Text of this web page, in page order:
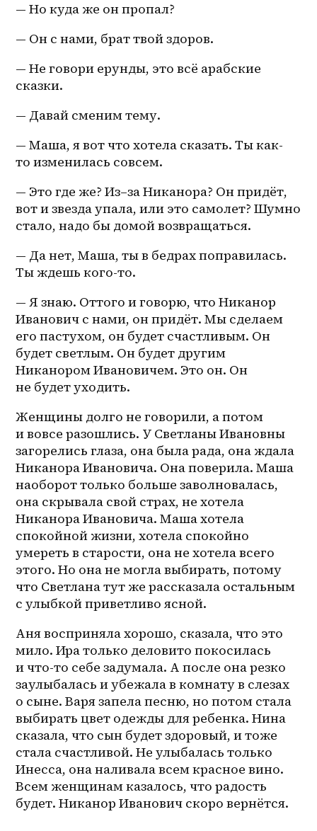
— Но куда же он пропал?
— Он с нами, брат твой здоров.
— Не говори ерунды, это всё арабские
сказки.
— Давай сменим тему.
— Маша, я вот что хотела сказать. Ты как-
то изменилась совсем.
— Это где же? Из–за Никанора? Он придёт,
вот и звезда упала, или это самолет? Шумно
стало, надо бы домой возвращаться.
— Да нет, Маша, ты в бедрах поправилась.
Ты ждешь кого-то.
— Я знаю. Оттого и говорю, что Никанор
Иванович с нами, он придёт. Мы сделаем
его пастухом, он будет счастливым. Он
будет светлым. Он будет другим
Никанором Ивановичем. Это он. Он
не будет уходить.
Женщины долго не говорили, а потом
и вовсе разошлись. У Светланы Ивановны
загорелись глаза, она была рада, она ждала
Никанора Ивановича. Она поверила. Маша
наоборот только больше заволновалась,
она скрывала свой страх, не хотела
Никанора Ивановича. Маша хотела
спокойной жизни, хотела спокойно
умереть в старости, она не хотела всего
этого. Но она не могла выбирать, потому
что Светлана тут же рассказала остальным
с улыбкой приветливо ясной.
Аня восприняла хорошо, сказала, что это
мило. Ира только деловито покосилась
и что-то себе задумала. А после она резко
заулыбалась и убежала в комнату в слезах
о сыне. Варя запела песню, но потом стала
выбирать цвет одежды для ребенка. Нина
сказала, что сын будет здоровый, и тоже
стала счастливой. Не улыбалась только
Инесса, она наливала всем красное вино.
Всем женщинам казалось, что радость
будет. Никанор Иванович скоро вернётся.